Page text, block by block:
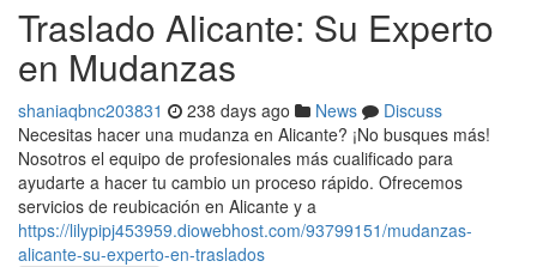
Traslado Alicante: Su Experto
en Mudanzas
shaniaqbnc203831 238 days ago News
Discuss
Necesitas hacer una mudanza en Alicante? ¡No busques más!
Nosotros el equipo de profesionales más cualificado para
ayudarte a hacer tu cambio un proceso rápido. Ofrecemos
servicios de reubicación en Alicante y a
https://lilypipj453959.diowebhost.com/93799151/mudanzas-
alicante-su-experto-en-traslados